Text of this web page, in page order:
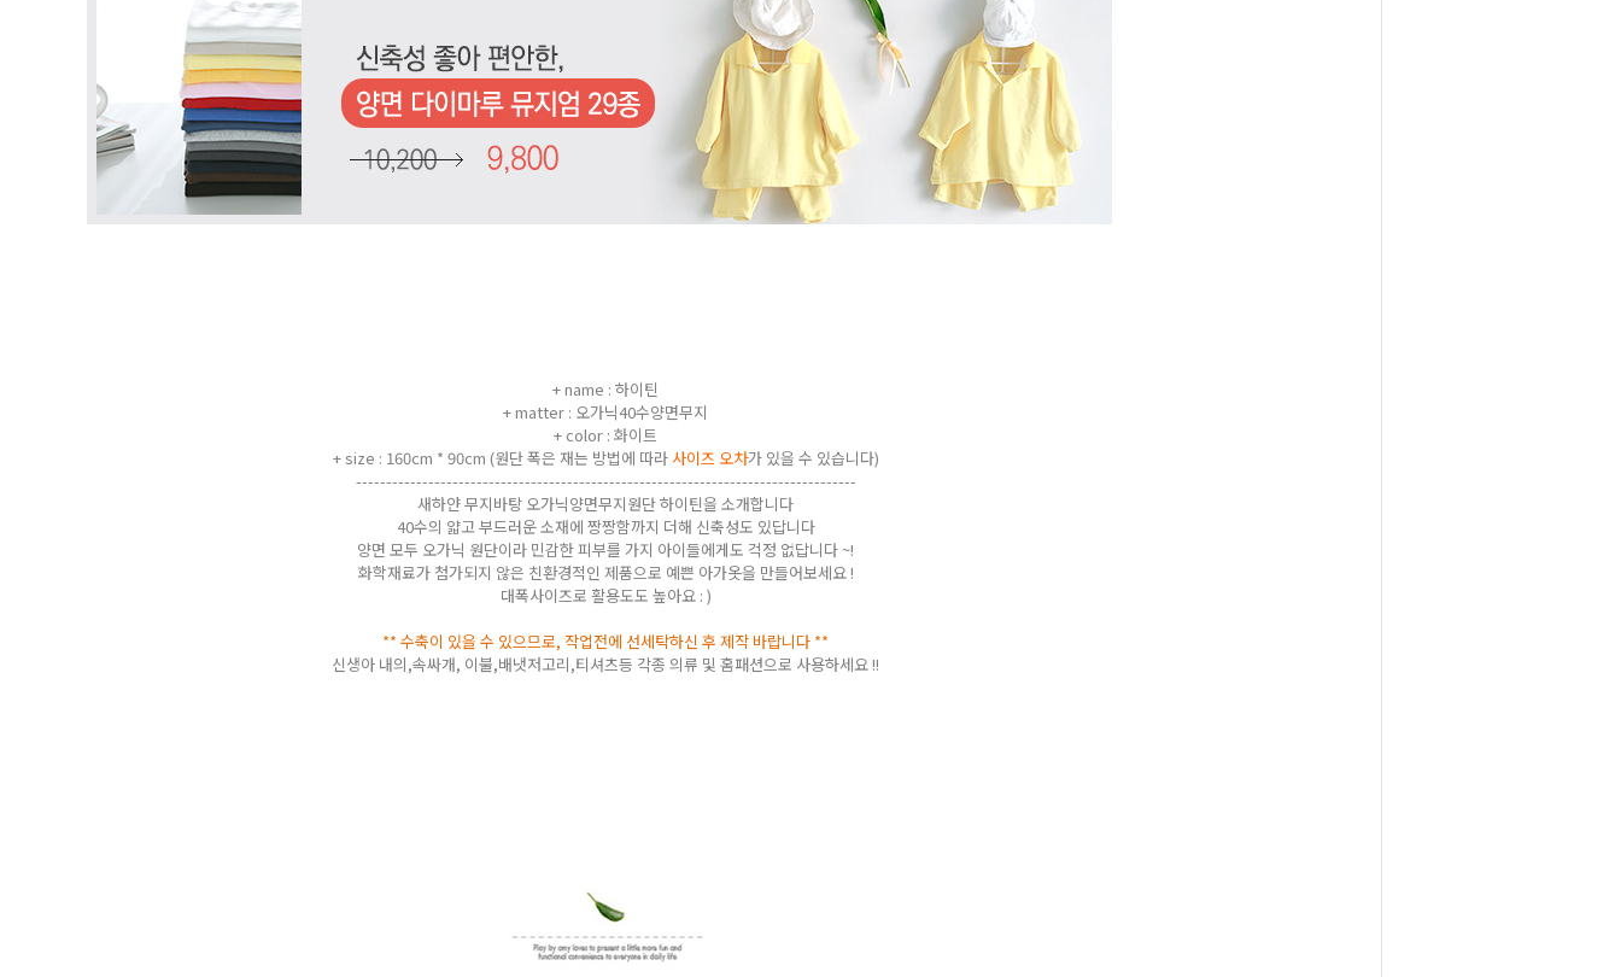
+ name : 하이틴
+ matter : 오가닉40수양면무지
+ color : 화이트
+ size : 160cm * 90cm (원단 폭은 재는 방법에 따라 사이즈 오차가 있을 수 있습니다)
-----------------------------------------------------------------------------------
새하얀 무지바탕 오가닉양면무지원단 하이틴을 소개합니다
40수의 얇고 부드러운 소재에 짱짱함까지 더해 신축성도 있답니다
양면 모두 오가닉 원단이라 민감한 피부를 가지 아이들에게도 걱정 없답니다 ~!
화학재료가 첨가되지 않은 친환경적인 제품으로 예쁜 아가옷을 만들어보세요 !
대폭사이즈로 활용도도 높아요 : )
** 수축이 있을 수 있으므로, 작업전에 선세탁하신 후 제작 바랍니다 **
신생아 내의,속싸개, 이불,배냇저고리,티셔츠등 각종 의류 및 홈패션으로 사용하세요 !!